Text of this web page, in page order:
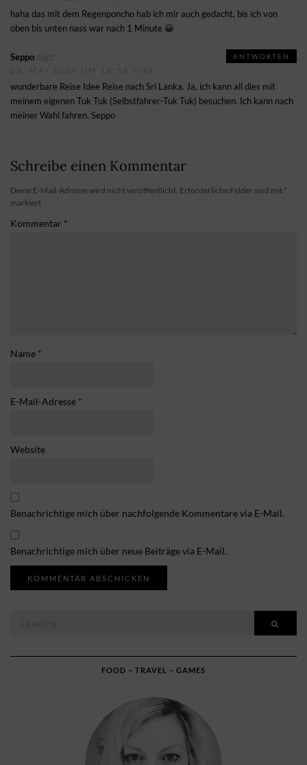
haha das mit dem Regenponcho hab ich mir auch gedacht, bis ich von
oben bis unten nass war nach 1 Minute 😀
Seppo
wunderbare Reise Idee Reise nach Sri Lanka. Ja, ich kann all dies mit
meinem eigenen Tuk Tuk (Selbstfahrer-Tuk Tuk) besuchen. Ich kann nach
meiner Wahl fahren. Seppo
ANTWORTEN
Schreibe einen Kommentar
Deine E-Mail-Adresse wird nicht veröffentlicht. Erforderliche Felder sind mit *
markiert
Kommentar *
Name *
E-Mail-Adresse *
Website
Benachrichtige mich über nachfolgende Kommentare via E-Mail.
Benachrichtige mich über neue Beiträge via E-Mail.
FOOD – TRAVEL – GAMES